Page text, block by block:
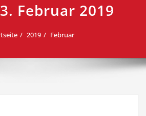
Februar 2019
2019 Februar